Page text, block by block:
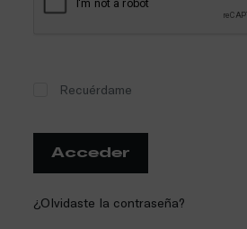
Recuérdame
Acceder
¿Olvidaste la contraseña?